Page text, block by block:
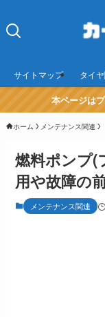
サイトマップ タイ
本ページは
ホーム メンテナンス関連
燃料ポンプ(
用や故障の
メンテナンス関連